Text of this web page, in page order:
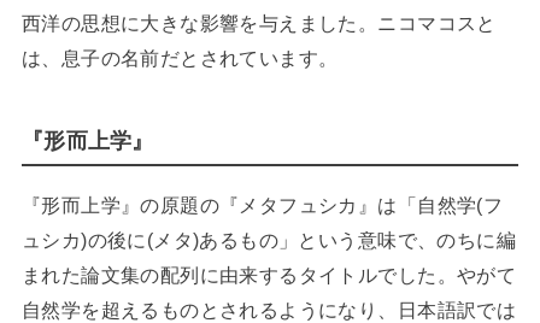
西洋の思想に大きな影響を与えました。ニコマコスと
は、息子の名前だとされています。
『形而上学』
『形而上学』の原題の『メタフュシカ』は「自然学(フ
ュシカ)の後に(メタ)あるもの」という意味で、のちに編
まれた論文集の配列に由来するタイトルでした。やがて
自然学を超えるものとされるようになり、日本語訳では